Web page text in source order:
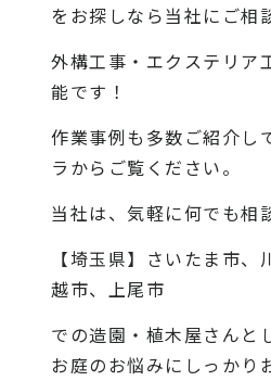
をお探しなら当社にご相
外構工事・エクステリア
能です！
作業事例も多数ご紹介し
ラから ご覧ください。
当社は、気軽に何でも相
【埼玉県】さいたま市
越市、上尾市
での造園・植木屋さんと
お庭のお悩みにしっかり